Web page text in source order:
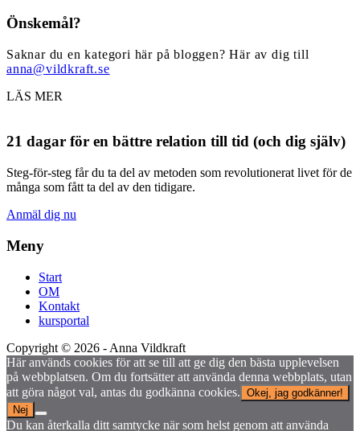
Önskemål?
Saknar du en kategori här på bloggen? Här av dig till
anna@vildkraft.se
LÄS MER
21 dagar för en bättre relation till tid (och dig själv)
Steg-för-steg får du ta del av metoden som revolutionerat livet för de
många som fått ta del av den tidigare.
Anmäl dig nu
Meny
Start
OM
Kontakt
kursportal
Copyright © 2026 - Anna Vildkraft
Här används cookies för att se till att ge dig den bästa upplevelsen
på webbplatsen. Om du fortsätter att använda denna webbplats, utan
att göra något val, antas du godkänna cookies. Okej, jag godkänner!
Nej
Du kan återkalla ditt samtycke när som helst genom att använda